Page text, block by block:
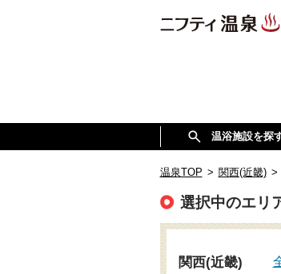
温浴施設を探
温泉TOP > 関西(近畿) >
選択中のエリ
関西(近畿)